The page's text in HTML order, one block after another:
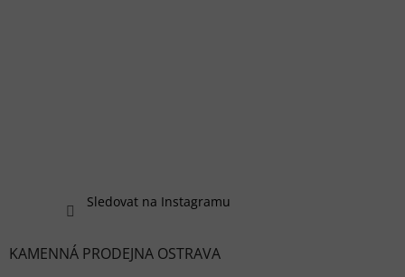
Sledovat na Instagramu
KAMENNÁ PRODEJNA OSTRAVA